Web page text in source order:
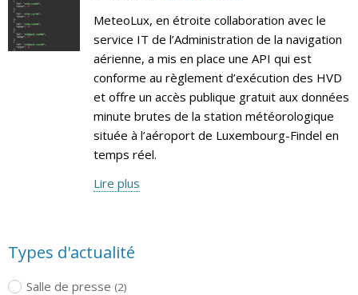
MeteoLux, en étroite collaboration avec le
service IT de l’Administration de la navigation
aérienne, a mis en place une API qui est
conforme au règlement d’exécution des HVD
et offre un accès publique gratuit aux données
minute brutes de la station météorologique
située à l’aéroport de Luxembourg-Findel en
temps réel.
Lire plus
Types d'actualité
Salle de presse (2)